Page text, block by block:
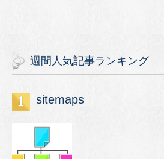
週間人気記事ランキング
sitemaps